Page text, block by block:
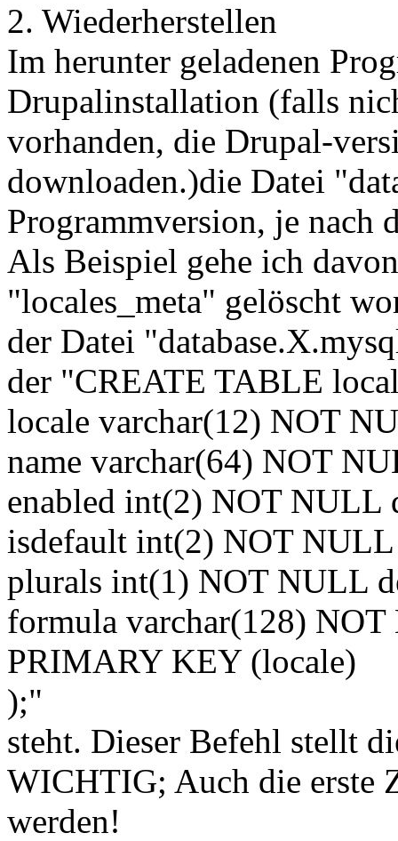
2. Wiederherstellen
Im herunter geladenen
Drupalinstallation (falls
vorhanden, die Drupal-
downloaden.)die Datei
Programmversion, je nach
Als Beispiel gehe ich
"locales_meta" gelöscht
der Datei
der "CREATE TABLE
locale varchar(12) NOT
name varchar(64) NOT
enabled int(2) NOT NULL
isdefault int(2) NOT
plurals int(1) NOT NULL
formula varchar(128)
PRIMARY KEY (locale)
);"
steht. Dieser Befehl stellt
WICHTIG; Auch die erste
werden!